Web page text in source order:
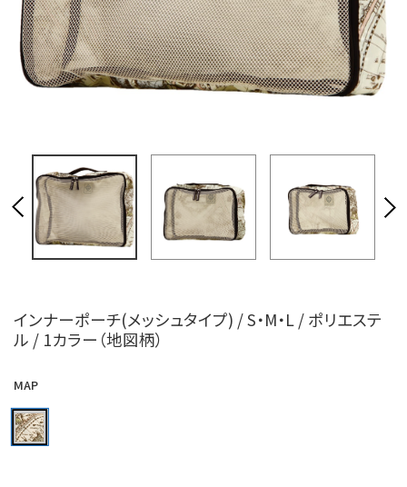
インナーポーチ(メッシュタイプ) / S・M・L / ポリエステ
ル / 1カラー（地図柄）
MAP